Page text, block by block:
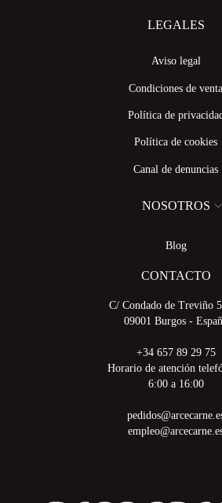
LEGALES
Aviso legal
Condiciones de venta
Política de
Política de cookies
Canal de denuncias
NOSOTROS
Blog
CONTACTO
C/ Condado de Treviño
09001 Burgos -
+34 657 89 29 75
Horario de atención
6:00 a 16:00